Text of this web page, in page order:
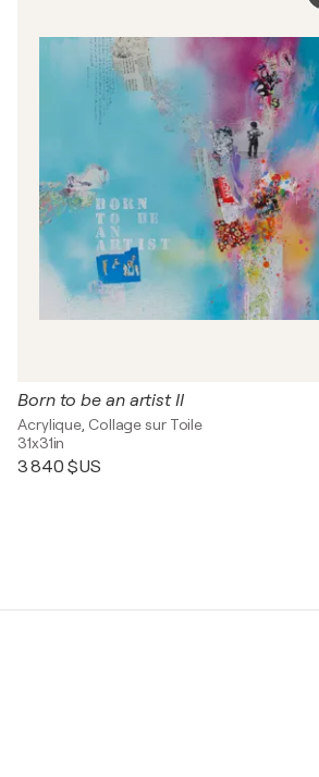
Born to be an artist II
Acrylique, Collage sur Toile
31x31in
3 840 $US